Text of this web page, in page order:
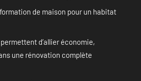
de maison pour un habitat
d’allier économie,
une rénovation complète